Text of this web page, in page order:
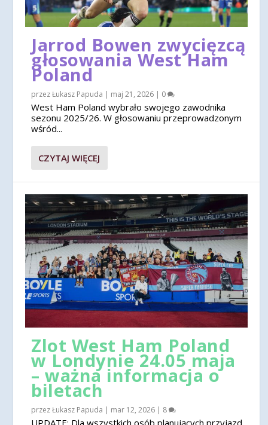
Jarrod Bowen zwycięzcą
głosowania West Ham
Poland
przezŁukasz Papuda | maj 21, 2026 | 0
West Ham Poland wybrało swojego zawodnika
sezonu 2025/26. W głosowaniu przeprowadzonym
wśród...
CZYTAJ WIĘCEJ
Zlot West Ham Poland
w Londynie 24.05 maja
– ważna informacja o
biletach
przezŁukasz Papuda | mar 12, 2026 | 8
UPDATE: Dla wszystkich osób planujących przyjazd